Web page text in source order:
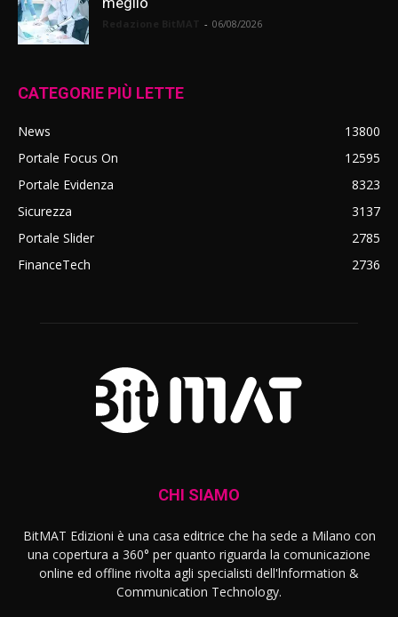
- 06/08/2026
CATEGORIE PIÙ LETTE
News
13800
Portale Focus On
12595
Portale Evidenza
8323
Sicurezza
3137
Portale Slider
2785
FinanceTech
2736
CHI SIAMO
BitMAT Edizioni è una casa editrice che ha sede a Milano con
una copertura a 360° per quanto riguarda la comunicazione
online ed offline rivolta agli specialisti dell'lnformation &
Communication Technology.